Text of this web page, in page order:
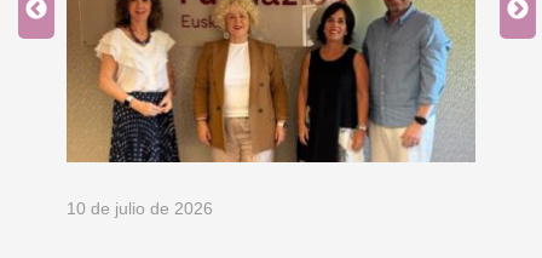
10 de julio de 2026